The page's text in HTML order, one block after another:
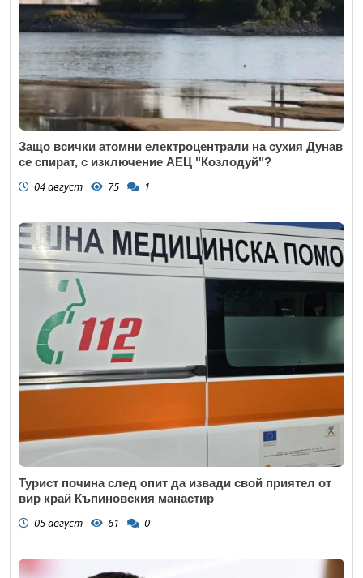
Защо всички атомни електроцентрали на сухия Дунав
се спират, с изключение АЕЦ "Козлодуй"?
04 август 75 1
Турист почина след опит да извади свой приятел от
вир край Къпиновския манастир
05 август 61 0